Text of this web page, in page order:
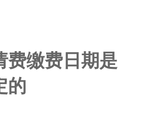
费缴费日期是
的